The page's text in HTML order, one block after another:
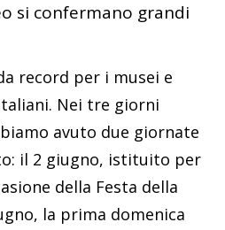
si confermano grandi
record per i musei e
Nei tre giorni
avuto due giornate
il 2 giugno, istituito per
della Festa della
la prima domenica